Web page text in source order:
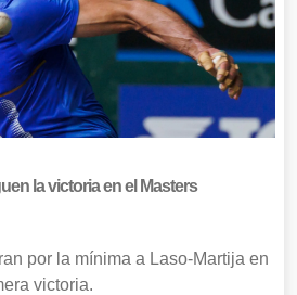
la victoria en el Masters
por la mínima a Laso-Martija en
victoria.